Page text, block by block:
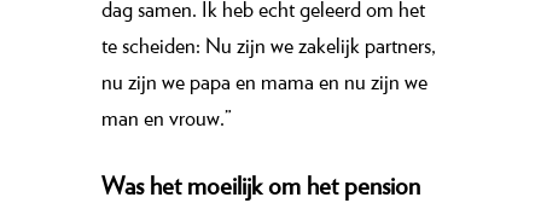
dag samen. Ik heb echt geleerd om het
te scheiden: Nu zijn we zakelijk partners,
nu zijn we papa en mama en nu zijn we
man en vrouw.”
Was het moeilijk om het pension